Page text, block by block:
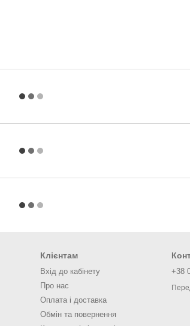
Клієнтам
Вхід до кабінету
Про нас
Оплата і доставка
Обмін та повернення
+38